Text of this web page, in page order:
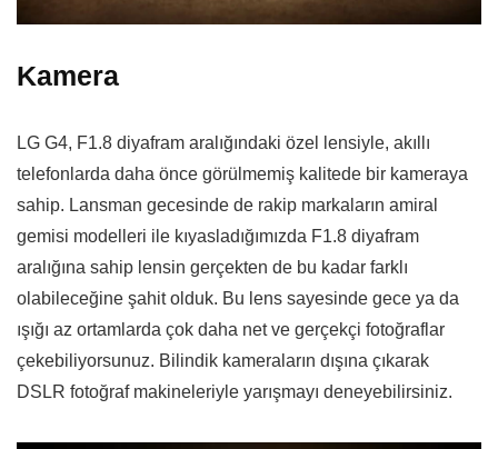
Kamera
LG G4, F1.8 diyafram aralığındaki özel lensiyle, akıllı
telefonlarda daha önce görülmemiş kalitede bir kameraya
sahip. Lansman gecesinde de rakip markaların amiral
gemisi modelleri ile kıyasladığımızda F1.8 diyafram
aralığına sahip lensin gerçekten de bu kadar farklı
olabileceğine şahit olduk. Bu lens sayesinde gece ya da
ışığı az ortamlarda çok daha net ve gerçekçi fotoğraflar
çekebiliyorsunuz. Bilindik kameraların dışına çıkarak
DSLR fotoğraf makineleriyle yarışmayı deneyebilirsiniz.